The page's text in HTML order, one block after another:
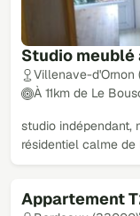
Studio meublé
Villenave-d'Ornon
À 11km de Le
studio indépendant,
résidentiel calme
Appartement